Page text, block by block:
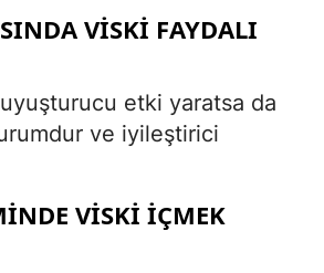
VISKI FAYDALI
etki yaratsa da
ve iyileştirici
VISKI IÇMEK